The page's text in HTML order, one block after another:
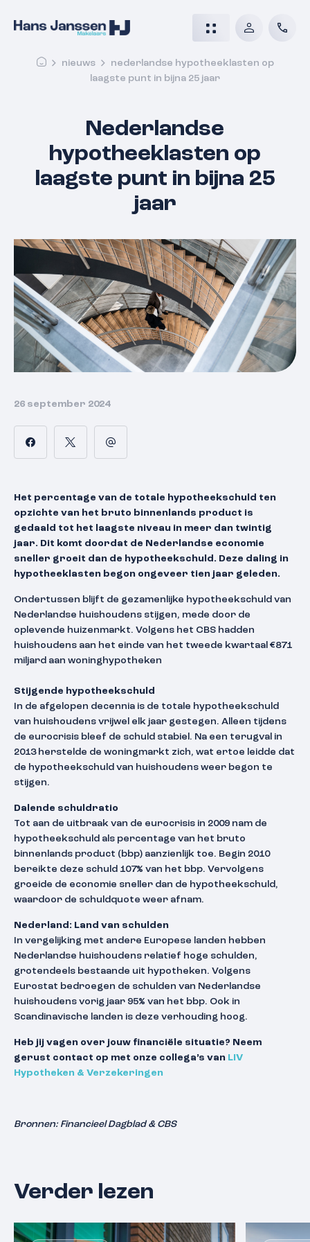
nieuws
nederlandse hypotheeklasten op
laagste punt in bijna 25 jaar
Nederlandse
hypotheeklasten op
laagste punt in bijna 25
jaar
26 september 2024
Het percentage van de totale hypotheekschuld ten
opzichte van het bruto binnenlands product is
gedaald tot het laagste niveau in meer dan twintig
jaar. Dit komt doordat de Nederlandse economie
sneller groeit dan de hypotheekschuld. Deze daling in
hypotheeklasten begon ongeveer tien jaar geleden.
Ondertussen blijft de gezamenlijke hypotheekschuld van
Nederlandse huishoudens stijgen, mede door de
oplevende huizenmarkt. Volgens het CBS hadden
huishoudens aan het einde van het tweede kwartaal €871
miljard aan woninghypotheken
Stijgende hypotheekschuld
In de afgelopen decennia is de totale hypotheekschuld
van huishoudens vrijwel elk jaar gestegen. Alleen tijdens
de eurocrisis bleef de schuld stabiel. Na een terugval in
2013 herstelde de woningmarkt zich, wat ertoe leidde dat
de hypotheekschuld van huishoudens weer begon te
stijgen.
Dalende schuldratio
Tot aan de uitbraak van de eurocrisis in 2009 nam de
hypotheekschuld als percentage van het bruto
binnenlands product (bbp) aanzienlijk toe. Begin 2010
bereikte deze schuld 107% van het bbp. Vervolgens
groeide de economie sneller dan de hypotheekschuld,
waardoor de schuldquote weer afnam.
Nederland: Land van schulden
In vergelijking met andere Europese landen hebben
Nederlandse huishoudens relatief hoge schulden,
grotendeels bestaande uit hypotheken. Volgens
Eurostat bedroegen de schulden van Nederlandse
huishoudens vorig jaar 95% van het bbp. Ook in
Scandinavische landen is deze verhouding hoog.
Heb jij vagen over jouw financiële situatie? Neem
gerust contact op met onze collega’s van LIV
Hypotheken & Verzekeringen
Bronnen: Financieel Dagblad & CBS
Verder lezen